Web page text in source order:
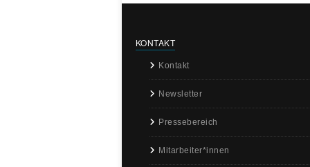
KONTAKT
Kontakt
Newsletter
Pressebereich
Mitarbeiter*innen